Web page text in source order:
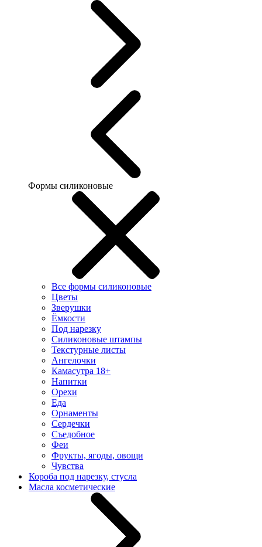
Формы силиконовые
Все формы силиконовые
Цветы
Зверушки
Ёмкости
Под нарезку
Силиконовые штампы
Текстурные листы
Ангелочки
Камасутра 18+
Напитки
Орехи
Еда
Орнаменты
Сердечки
Съедобное
Феи
Фрукты, ягоды, овощи
Чувства
Короба под нарезку, стусла
Масла косметические